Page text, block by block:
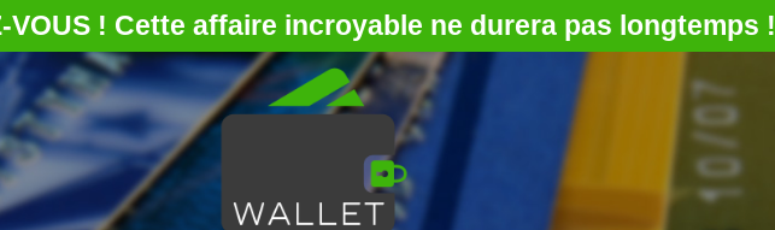
VOUS ! Cette affaire incroyable ne durera pas longtemps !